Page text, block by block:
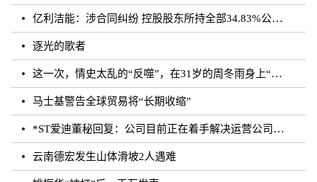
亿利洁能：涉合同纠纷 控股股东所持全部34.83%公司股份被司法轮候冻结
逐光的歌者
这一次，情史太乱的“反噬”，在31岁的周冬雨身上“应验”了！
马士基警告全球贸易将“长期收缩”
*ST爱迪董秘回复：公司目前正在着手解决运营公司剩余无法确权的委托代销商品相关事宜，如有进展
云南德宏发生山体滑坡2人遇难